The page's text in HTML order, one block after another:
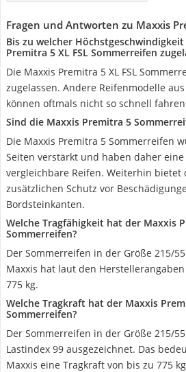
Fragen und Antworten zu Maxxis
Bis zu welcher
Premitra 5 XL FSL Sommerreifen
Die Maxxis Premitra 5 XL FSL
zugelassen. Andere Reifenmodelle
können oftmals nicht so schnell
Sind die Maxxis Premitra 5
Die Maxxis Premitra 5 Sommerreifen
Seiten verstärkt und haben daher
vergleichbare Reifen. Weiterhin bietet
zusätzlichen Schutz vor
Bordsteinkanten.
Welche Tragfähigkeit hat der Maxxis
Sommerreifen?
Der Sommerreifen in der Größe 215/
Maxxis hat laut den
775 kg.
Welche Tragkraft hat der Maxxis
Sommerreifen?
Der Sommerreifen in der Größe 215/
Lastindex 99 ausgezeichnet. Das
Maxxis eine Tragkraft von bis zu 775